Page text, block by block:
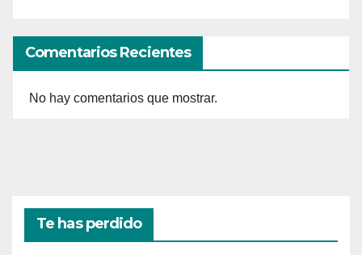
Comentarios Recientes
No hay comentarios que mostrar.
Te has perdido